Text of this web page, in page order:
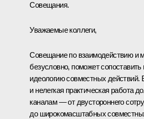
Совещания.
Уважаемые коллеги,
Совещание по взаимодействию и
безусловно, поможет
идеологию совместных действий.
и нелегкая практическая работа
каналам — от двустороннего
до широкомасштабных